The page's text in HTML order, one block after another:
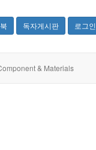
독자게시판 로그인
& Materials